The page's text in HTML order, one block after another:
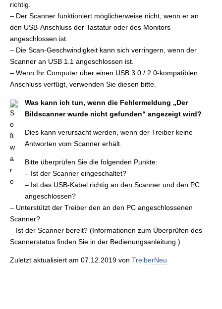
richtig.
– Der Scanner funktioniert möglicherweise nicht, wenn er an
den USB-Anschluss der Tastatur oder des Monitors
angeschlossen ist.
– Die Scan-Geschwindigkeit kann sich verringern, wenn der
Scanner an USB 1.1 angeschlossen ist.
– Wenn Ihr Computer über einen USB 3.0 / 2.0-kompatiblen
Anschluss verfügt, verwenden Sie diesen bitte.
Was kann ich tun, wenn die Fehlermeldung „Der
Bildscanner wurde nicht gefunden“ angezeigt wird?
Dies kann verursacht werden, wenn der Treiber keine
Antworten vom Scanner erhält.
Bitte überprüfen Sie die folgenden Punkte:
– Ist der Scanner eingeschaltet?
– Ist das USB-Kabel richtig an den Scanner und den PC
angeschlossen?
– Unterstützt der Treiber den an den PC angeschlossenen
Scanner?
– Ist der Scanner bereit? (Informationen zum Überprüfen des
Scannerstatus finden Sie in der Bedienungsanleitung.)
Zuletzt aktualisiert am 07.12.2019 von TreiberNeu